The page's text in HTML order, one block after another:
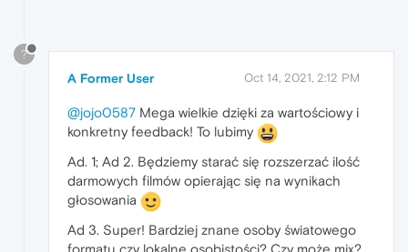
?
A Former User Oct 14, 2021, 2:12 PM
@jojo0587 Mega wielkie dzięki za wartościowy i
konkretny feedback! To lubimy
Ad. 1; Ad 2. Będziemy starać się rozszerzać ilość
darmowych filmów opierając się na wynikach
głosowania
Ad 3. Super! Bardziej znane osoby światowego
formatu czy lokalne osobistości? Czy może mix?